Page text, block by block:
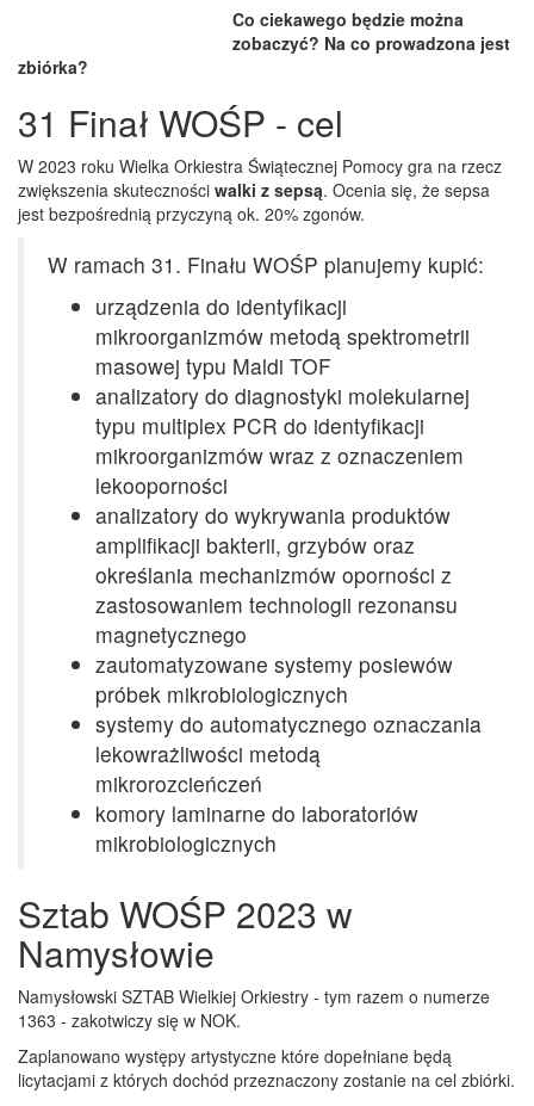
Co ciekawego będzie można
zobaczyć? Na co prowadzona jest
zbiórka?
31 Finał WOŚP - cel
W 2023 roku Wielka Orkiestra Świątecznej Pomocy gra na rzecz
zwiększenia skuteczności walki z sepsą. Ocenia się, że sepsa
jest bezpośrednią przyczyną ok. 20% zgonów.
W ramach 31. Finału WOŚP planujemy kupić:
urządzenia do identyfikacji
mikroorganizmów metodą spektrometrii
masowej typu Maldi TOF
analizatory do diagnostyki molekularnej
typu multiplex PCR do identyfikacji
mikroorganizmów wraz z oznaczeniem
lekooporności
analizatory do wykrywania produktów
amplifikacji bakterii, grzybów oraz
określania mechanizmów oporności z
zastosowaniem technologii rezonansu
magnetycznego
zautomatyzowane systemy posiewów
próbek mikrobiologicznych
systemy do automatycznego oznaczania
lekowrażliwości metodą
mikrorozcieńczeń
komory laminarne do laboratoriów
mikrobiologicznych
Sztab WOŚP 2023 w
Namysłowie
Namysłowski SZTAB Wielkiej Orkiestry - tym razem o numerze
1363 - zakotwiczy się w NOK.
Zaplanowano występy artystyczne które dopełniane będą
licytacjami z których dochód przeznaczony zostanie na cel zbiórki.